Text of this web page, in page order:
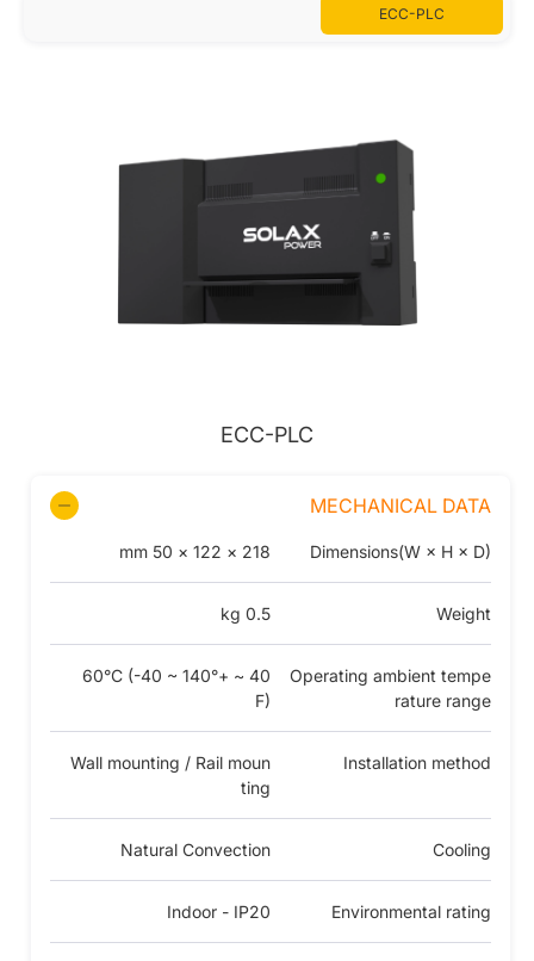
ECC-PLC
ECC-PLC
MECHANICAL DATA
Dimensions(W × H × D)
218 × 122 × 50 mm
Weight
0.5 kg
Operating ambient tempe
rature range
40 ~ +60°C (-40 ~ 140°
F)
Installation method
Wall mounting / Rail moun
ting
Cooling
Natural Convection
Environmental rating
Indoor - IP20